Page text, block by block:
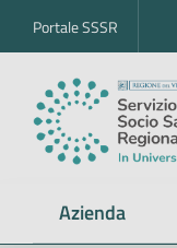
Portale SSSR
Azienda